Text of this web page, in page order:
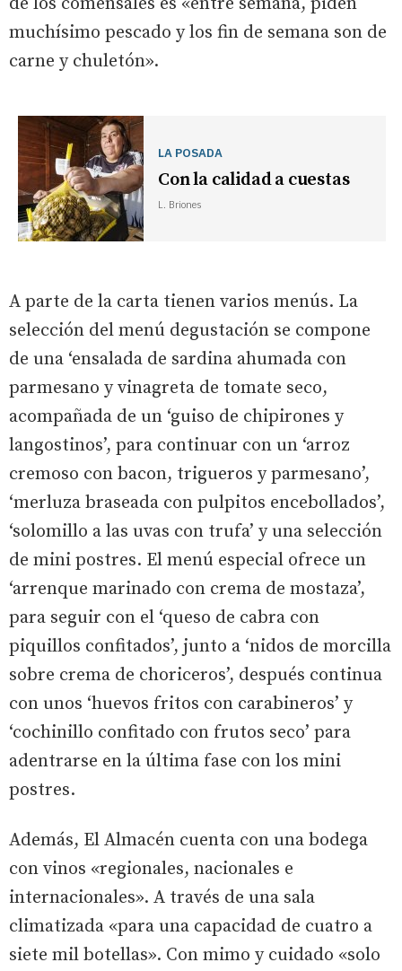
muchísimo pescado y los fin de semana son de
carne y chuletón».
LA POSADA
Con la calidad a cuestas
L. Briones
A parte de la carta tienen varios menús. La
selección del menú degustación se compone
de una ‘ensalada de sardina ahumada con
parmesano y vinagreta de tomate seco,
acompañada de un ‘guiso de chipirones y
langostinos’, para continuar con un ‘arroz
cremoso con bacon, trigueros y parmesano’,
‘merluza braseada con pulpitos encebollados’,
‘solomillo a las uvas con trufa’ y una selección
de mini postres. El menú especial ofrece un
‘arrenque marinado con crema de mostaza’,
para seguir con el ‘queso de cabra con
piquillos confitados’, junto a ‘nidos de morcilla
sobre crema de choriceros’, después continua
con unos ‘huevos fritos con carabineros’ y
‘cochinillo confitado con frutos seco’ para
adentrarse en la última fase con los mini
postres.
Además, El Almacén cuenta con una bodega
con vinos «regionales, nacionales e
internacionales». A través de una sala
climatizada «para una capacidad de cuatro a
siete mil botellas». Con mimo y cuidado «solo